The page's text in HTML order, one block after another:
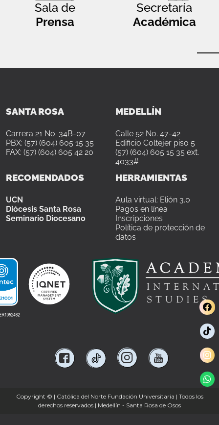
Sala de
Prensa
Secretaría
Académica
SANTA ROSA
Carrera 21 No. 34B-07
PBX: (57) (604) 605 15 35
FAX: (57) (604) 605 42 20
MEDELLÍN
Calle 52 No. 47-42
Edificio Coltejer piso 5
(57) (604) 605 15 35 ext.
4033#
RECOMENDADOS
UCN
Diócesis Santa Rosa
Seminario Diocesano
HERRAMIENTAS
Aula virtual: Elión 3.0
Pagos en línea
Inscripciones
Política de protección de
datos
Copyright © | Católica del Norte Fundación Universitaria | Todos los
derechos reservados | Medellín - Santa Rosa de Osos